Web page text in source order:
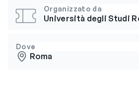
Organizzato da
Università degli Studi
Dove
Roma